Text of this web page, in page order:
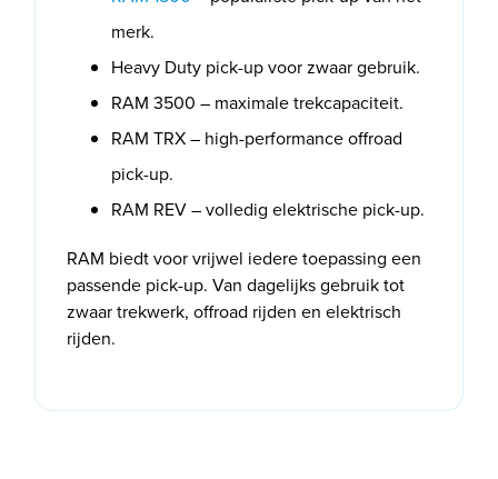
merk.
Heavy Duty pick-up voor zwaar gebruik.
RAM 3500 – maximale trekcapaciteit.
RAM TRX – high-performance offroad
pick-up.
RAM REV – volledig elektrische pick-up.
RAM biedt voor vrijwel iedere toepassing een
passende pick-up. Van dagelijks gebruik tot
zwaar trekwerk, offroad rijden en elektrisch
rijden.